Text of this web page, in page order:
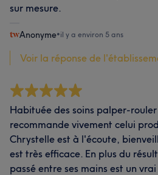
sur mesure.
Anonyme•il y a environ 5 ans
Voir la réponse de
Habituée des soins palper-
recommande vivement celui
Chrystelle est à l'écoute,
est très efficace. En plus du
passé entre ses mains est un